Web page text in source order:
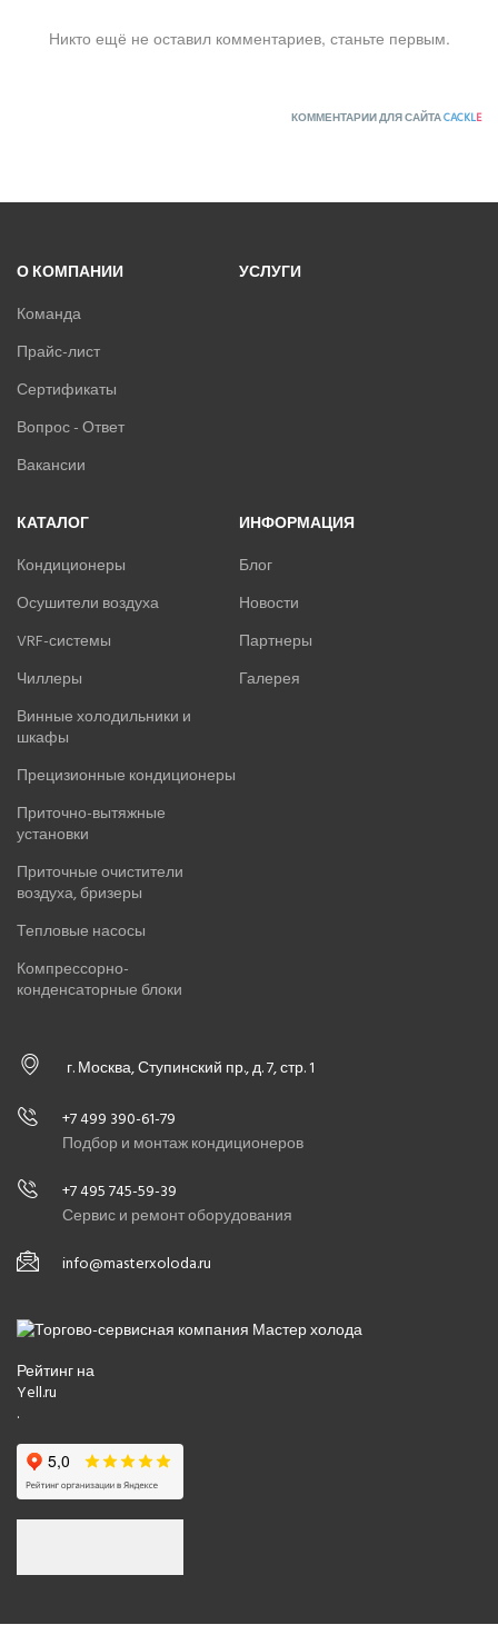
Никто ещё не оставил комментариев, станьте первым.
КОММЕНТАРИИ ДЛЯ САЙТАCACKLE
О КОМПАНИИ
Команда
Прайс-лист
Сертификаты
Вопрос - Ответ
Вакансии
УСЛУГИ
КАТАЛОГ
Кондиционеры
Осушители воздуха
VRF-системы
Чиллеры
Винные холодильники и
шкафы
Прецизионные кондиционеры
Приточно-вытяжные
установки
Приточные очистители
воздуха, бризеры
Тепловые насосы
Компрессорно-
конденсаторные блоки
ИНФОРМАЦИЯ
Блог
Новости
Партнеры
Галерея
г. Москва, Ступинский пр., д. 7, стр. 1
+7 499 390-61-79
Подбор и монтаж кондиционеров
+7 495 745-59-39
Сервис и ремонт оборудования
info@masterxoloda.ru
Рейтинг на
Yell.ru
.